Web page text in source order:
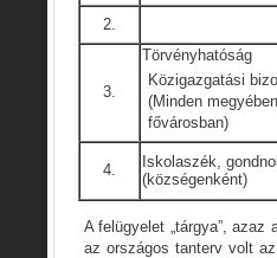
2.
3.
Törvényhatóság
Közigazgatási
(Minden
fővárosban)
4.
Iskolaszék,
(községenként)
A felügyelet „tárgya”,
az országos tanterv volt